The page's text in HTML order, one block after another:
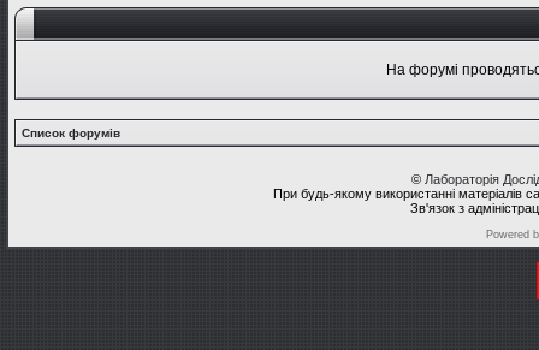
На форумі
Список форумів
© Лабораторія
При будь-якому використанні матеріалів
Зв'язок з
Powered